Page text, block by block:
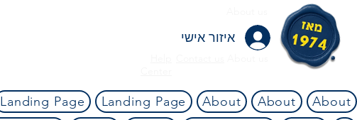
איזור אישי
About
About
About
Landing Page
Landing Page